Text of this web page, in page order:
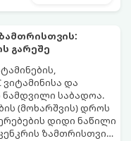
გარეშე
ვიტამინისა და
ნამდვილი საბადოა.
(მოხარშვის) დროს
დიდი ნაწილი
ზამთრისთვის